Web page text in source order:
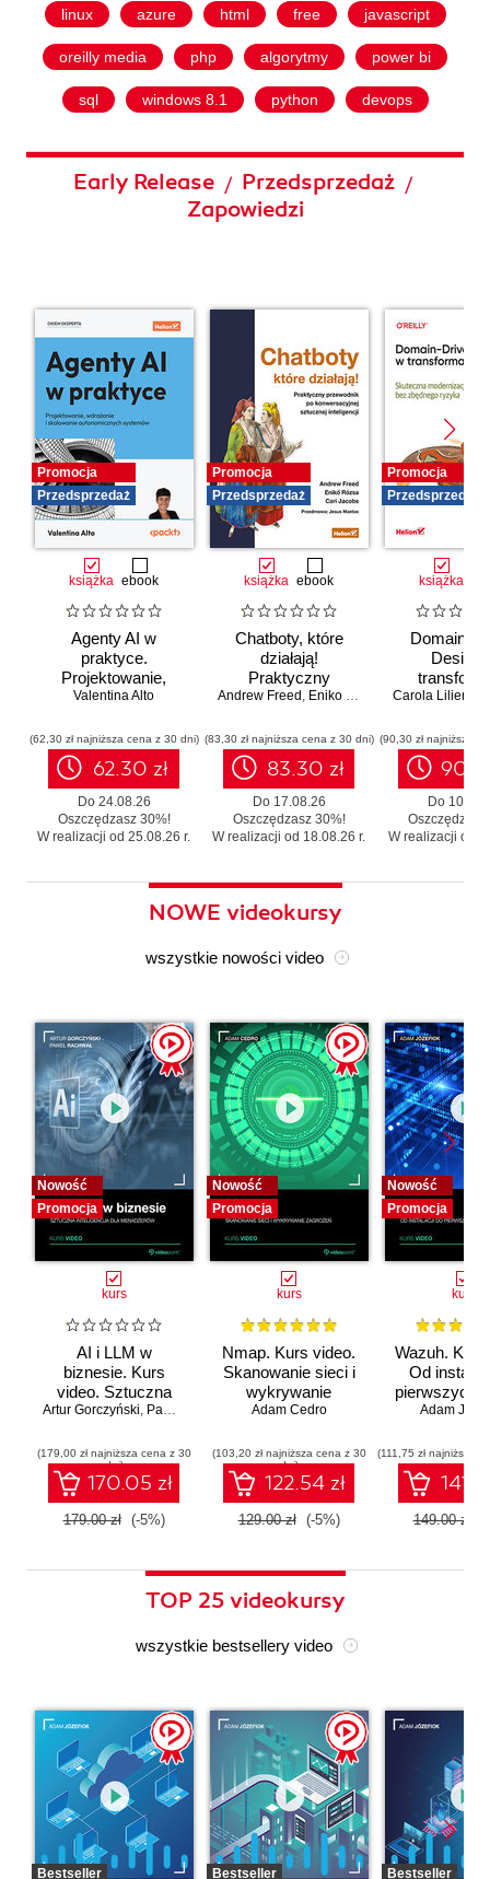
linux azure html free javascript
oreilly media php algorytmy power bi
sql windows 8.1 python devops
Early Release / Przedsprzedaż /
Zapowiedzi
Promocja
Przedsprzedaż
książka ebook
Agenty AI w
praktyce.
Projektowanie,
wdrażanie i
autonomicznych
systemów
Valentina Alto
(62,30 zł najniższa cena z 30 dni)
62.30 zł
Do 24.08.26
Oszczędzasz 30%!
W realizacji od 25.08.26 r.
Promocja
Przedsprzedaż
książka ebook
Chatboty, które
działają!
Praktyczny
przewodnik po
sztucznej
inteligencji
Andrew Freed , Eniko Rozsa Cari Jacobs
(83,30 zł najniższa cena z 30 dni)
83.30 zł
Do 17.08.26
Oszczędzasz 30%!
W realizacji od 18.08.26 r.
Promocja
Przedsprzedaż
książka
Domain-
Design
legacy
zbędnego
Carola Lilienthal
(90,30 zł najniższa
Do
Oszczędzasz
W realizacji od
NOWE videokursy
wszystkie nowości video
Nowość
Promocja
kurs
AI i LLM w
biznesie. Kurs
video. Sztuczna
inteligencja dla
Artur Gorczyński Paweł Rachwał
(179,00 zł najniższa cena z 30
dni)
170.05 zł
179.00 zł (-5%)
Nowość
Promocja
kurs
Nmap. Kurs video.
Skanowanie sieci i
wykrywanie
zagrożeń
Adam Cedro
(103,20 zł najniższa cena z 30
dni)
122.54 zł
129.00 zł (-5%)
Nowość
Promocja
kurs
Wazuh. Kurs
Od
pierwszych
Adam
(111,75 zł najniższa
149.00 zł
TOP 25 videokursy
wszystkie bestsellery video
Bestseller Bestseller Bestseller